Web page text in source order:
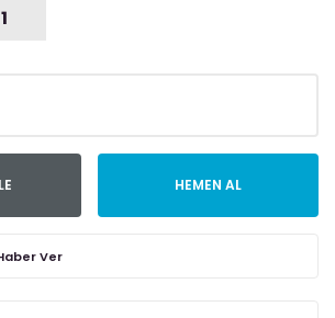
1
HEMEN AL
Ver